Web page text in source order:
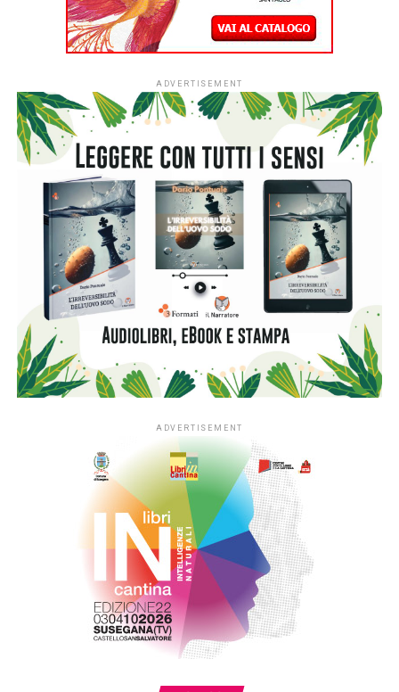
pietismi e senza retorica. Un racconto su una separazione
atroce. Ma al tempo stesso una narrazione piena di
speranza e che finalmente ci dà un ritratto inedito della
memoria di quella foto che ha fatto il giro del mondo: una
foto di una tessera di identità senza espressione.
Scritto come un diario rivolto alla sorella, Tiziana ci parla
della loro infanzia, delle loro risate, delle loro sigarette
fumate di nascosto dal padre.
Dei vestiti condivisi, dei loro amori, dei loro sogni. Il prima
e il dopo.
Ma Tiziana, la mamma Aureliana e il papà Donato non si
sono fermati a quel giorno, non hanno proclamato
vendette. Hanno trasformato il loro dolore, decidendo di
coltivare un ricordo vivo, pensando a lei ma pensando al
futuro: così hanno fondato la Associazione Marta Russo
era il grande desiderio di Marta e c’è riuscita donando i
I proventi di questo libro andranno all’Associazione Marta
Tiziana Russo